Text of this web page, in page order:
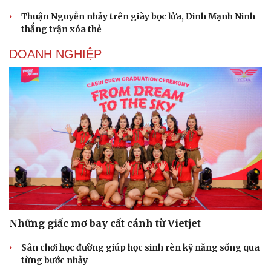
Thuận Nguyễn nhảy trên giày bọc lửa, Đinh Mạnh Ninh
thắng trận xóa thẻ
DOANH NGHIỆP
Những giấc mơ bay cất cánh từ Vietjet
Sân chơi học đường giúp học sinh rèn kỹ năng sống qua
từng bước nhảy